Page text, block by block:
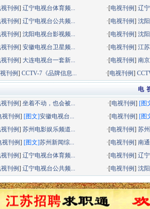
视刊例]辽宁电视台体育频... ·[电视刊例]辽
视刊例]辽宁电视台公共频... ·[电视刊例]沈
视刊例]沈阳电视台影视频... ·[电视刊例]沈
视刊例]安徽电视台卫星频... ·[电视刊例]江
视刊例] 大连电视台一套新... ·[电视刊例]南
刊例] CCTV-7《品牌信息... ·[电视刊例]
电
视刊例]坐着不动，也会被... ·[电视刊例] [图
视刊例] [图文]安徽电视台... ·[电视刊例] [图
视刊例]苏州电影娱乐频道... ·[电视刊例]苏
视刊例] [图文]苏州新闻综... ·[电视刊例]南
视刊例]辽宁电视台体育频... ·[电视刊例]辽
视刊例]辽宁电视台公共频... ·[电视刊例]沈